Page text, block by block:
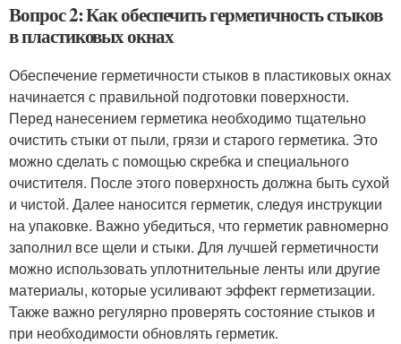
Вопрос 2: Как обеспечить герметичность стыков
в пластиковых окнах
Обеспечение герметичности стыков в пластиковых окнах
начинается с правильной подготовки поверхности.
Перед нанесением герметика необходимо тщательно
очистить стыки от пыли, грязи и старого герметика. Это
можно сделать с помощью скребка и специального
очистителя. После этого поверхность должна быть сухой
и чистой. Далее наносится герметик, следуя инструкции
на упаковке. Важно убедиться, что герметик равномерно
заполнил все щели и стыки. Для лучшей герметичности
можно использовать уплотнительные ленты или другие
материалы, которые усиливают эффект герметизации.
Также важно регулярно проверять состояние стыков и
при необходимости обновлять герметик.